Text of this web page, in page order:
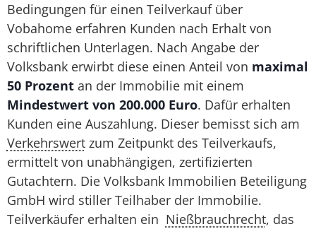
Bedingungen für einen Teilverkauf über
Vobahome erfahren Kunden nach Erhalt von
schriftlichen Unterlagen. Nach Angabe der
Volksbank erwirbt diese einen Anteil von maximal
50 Prozentan der Immobilie mit einem
Mindestwert von 200.000 Euro. Dafür erhalten
Kunden eine Auszahlung. Dieser bemisst sich am
Verkehrswertzum Zeitpunkt des Teilverkaufs,
ermittelt von unabhängigen, zertifizierten
Gutachtern. Die Volksbank Immobilien Beteiligung
GmbH wird stiller Teilhaber der Immobilie.
Teilverkäufer erhalten ein Nießbrauchrecht, das